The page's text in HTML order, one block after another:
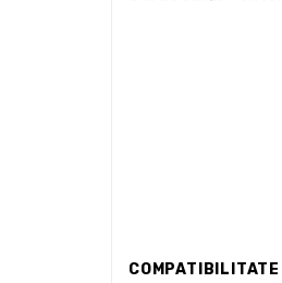
COMPATIBILITATE